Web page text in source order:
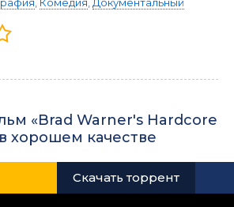
«Brad Warner's Hardcore
хорошем качестве
Скачать торрент